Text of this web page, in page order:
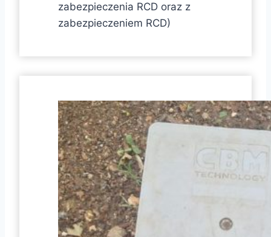
zabezpieczenia RCD oraz z
zabezpieczeniem RCD)